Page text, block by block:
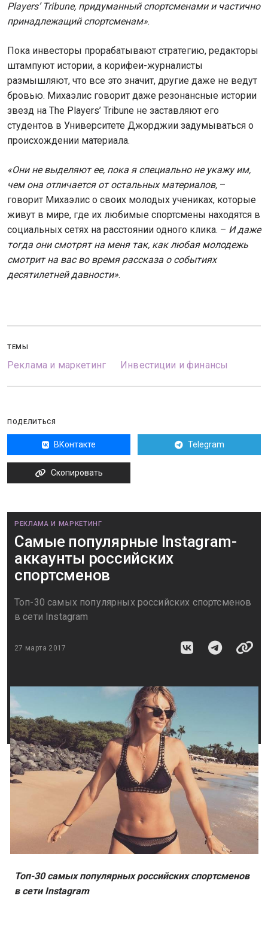
Players’ Tribune, придуманный спортсменами и частично
принадлежащий спортсменам».
Пока инвесторы прорабатывают стратегию, редакторы
штампуют истории, а корифеи-журналисты
размышляют, что все это значит, другие даже не ведут
бровью. Михаэлис говорит даже резонансные истории
звезд на The Players’ Tribune не заставляют его
студентов в Университете Джорджии задумываться о
происхождении материала.
«Они не выделяют ее, пока я специально не укажу им,
чем она отличается от остальных материалов, –
говорит Михаэлис о своих молодых учениках, которые
живут в мире, где их любимые спортсмены находятся в
социальных сетях на расстоянии одного клика. – И даже
тогда они смотрят на меня так, как любая молодежь
смотрит на вас во время рассказа о событиях
десятилетней давности».
ТЕМЫ
Реклама и маркетинг Инвестиции и финансы
ПОДЕЛИТЬСЯ
ВКонтакте Telegram
Скопировать
РЕКЛАМА И МАРКЕТИНГ
Самые популярные Instagram-
аккаунты российских
спортсменов
Топ-30 самых популярных российских спортсменов
в сети Instagram
27 марта 2017
Топ-30 самых популярных российских спортсменов
в сети Instagram